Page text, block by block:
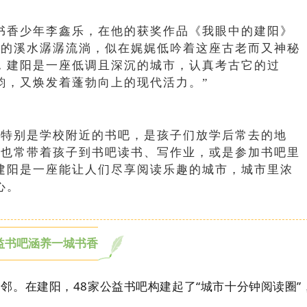
年李鑫乐，在他的获奖作品《我眼中的建阳》
水潺潺流淌，似在娓娓低吟着这座古老而又神秘
阳是一座低调且深沉的城市，认真考古它的过
又焕发着蓬勃向上的现代活力。”
是学校附近的书吧，是孩子们放学后常去的地
常带着孩子到书吧读书、写作业，或是参加书吧里
是一座能让人们尽享阅读乐趣的城市，城市里浓
书吧涵养一城书香
在建阳，48家公益书吧构建起了“城市十分钟阅读圈”